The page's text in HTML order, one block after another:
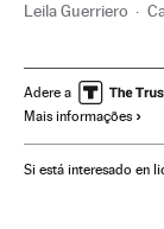
Leila Guerriero
Adere a
Mais informações
Si está interesado en